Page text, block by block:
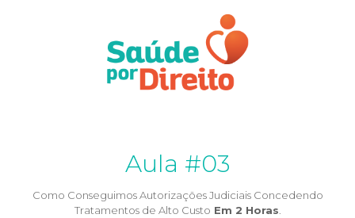
Aula #03
Como Conseguimos Autorizações Judiciais Concedendo
Tratamentos de Alto Custo Em 2 Horas.